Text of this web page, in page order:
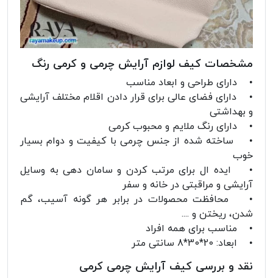
مشخصات کیف لوازم آرایش چرمی و کرمی رنگ
• دارای طراحی و ابعاد مناسب
• دارای فضای عالی برای قرار دادن اقلام مختلف آرایشی
و بهداشتی
• دارای رنگ ملایم و محبوب کرمی
• ساخته شده از جنس چرمی با کیفیت و دوام بسیار
خوب
• ایده ال برای مرتب کردن و سامان دهی به وسایل
آرایشی و مراقبتی در خانه و سفر
• محافظت محصولات در برابر هر گونه آسیب، گم
شدن، ریختن و ....
• مناسب برای همه افراد
• ابعاد: 20*30*8 سانتی متر
نقد و بررسی کیف آرایش چرمی کرمی